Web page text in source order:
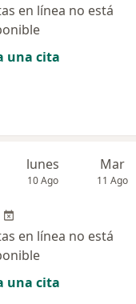
en línea no está
una cita
lunes
10 Ago
Mar
11 Ago
en línea no está
una cita